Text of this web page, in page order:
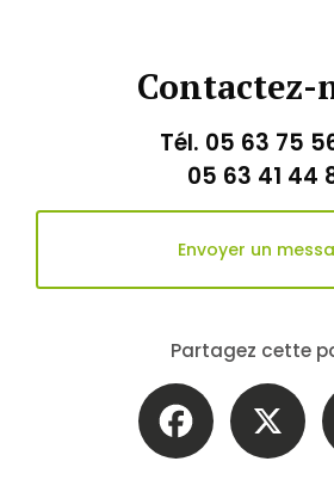
Contactez-
Tél. 05 63 75
05 63 41 44
Envoyer un
Partagez cette
Facebook